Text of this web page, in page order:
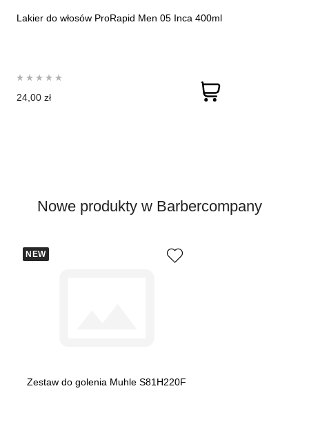
Lakier do włosów ProRapid Men 05 Inca 400ml
24,00 zł
Nowe produkty w Barbercompany
NEW
Zestaw do golenia Muhle S81H220F